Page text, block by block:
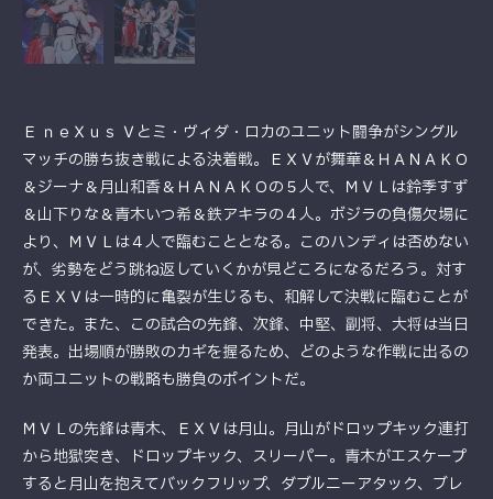
Ｅ ｎｅＸｕｓ Ｖとミ・ヴィダ・ロカのユニット闘争がシングル
マッチの勝ち抜き戦による決着戦。ＥＸＶが舞華＆ＨＡＮＡＫＯ
＆ジーナ＆月山和香＆ＨＡＮＡＫＯの５人で、ＭＶＬは鈴季すず
＆山下りな＆青木いつ希＆鉄アキラの４人。ボジラの負傷欠場に
より、ＭＶＬは４人で臨むこととなる。このハンディは否めない
が、劣勢をどう跳ね返していくかが見どころになるだろう。対す
るＥＸＶは一時的に亀裂が生じるも、和解して決戦に臨むことが
できた。また、この試合の先鋒、次鋒、中堅、副将、大将は当日
発表。出場順が勝敗のカギを握るため、どのような作戦に出るの
か両ユニットの戦略も勝負のポイントだ。
ＭＶＬの先鋒は青木、ＥＸＶは月山。月山がドロップキック連打
から地獄突き、ドロップキック、スリーパー。青木がエスケープ
すると月山を抱えてバックフリップ、ダブルニーアタック、ブレ